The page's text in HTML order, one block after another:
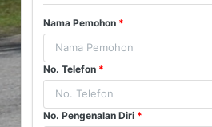
Nama Pemohon *
No. Telefon *
No. Pengenalan Diri *